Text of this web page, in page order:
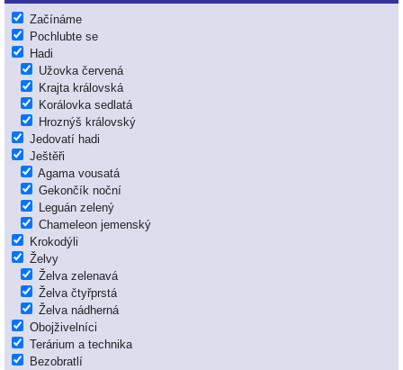
Začínáme
Pochlubte se
Hadi
Užovka červená
Krajta královská
Korálovka sedlatá
Hroznýš královský
Jedovatí hadi
Ještěři
Agama vousatá
Gekončík noční
Leguán zelený
Chameleon jemenský
Krokodýli
Želvy
Želva zelenavá
Želva čtyřprstá
Želva nádherná
Obojživelníci
Terárium a technika
Bezobratlí